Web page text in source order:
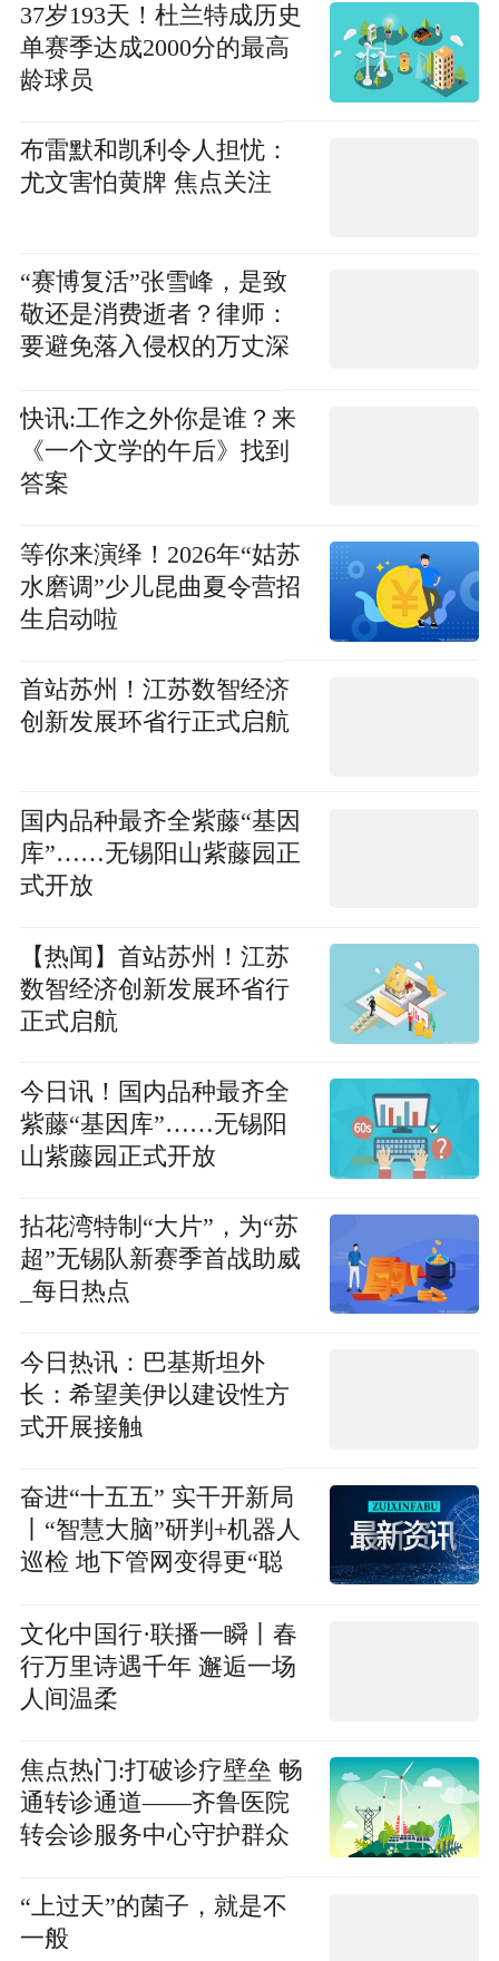
37岁193天！杜兰特成历史
单赛季达成2000分的最高
龄球员
布雷默和凯利令人担忧：
尤文害怕黄牌 焦点关注
“赛博复活”张雪峰，是致
敬还是消费逝者？律师：
要避免落入侵权的万丈深
快讯:工作之外你是谁？来
《一个文学的午后》找到
答案
等你来演绎！2026年“姑苏
水磨调”少儿昆曲夏令营招
生启动啦
首站苏州！江苏数智经济
创新发展环省行正式启航
国内品种最齐全紫藤“基因
库”……无锡阳山紫藤园正
式开放
【热闻】首站苏州！江苏
数智经济创新发展环省行
正式启航
今日讯！国内品种最齐全
紫藤“基因库”……无锡阳
山紫藤园正式开放
拈花湾特制“大片”，为“苏
超”无锡队新赛季首战助威
_每日热点
今日热讯：巴基斯坦外
长：希望美伊以建设性方
式开展接触
奋进“十五五” 实干开新局
丨“智慧大脑”研判+机器人
巡检 地下管网变得更“聪
文化中国行·联播一瞬丨春
行万里诗遇千年 邂逅一场
人间温柔
焦点热门:打破诊疗壁垒 畅
通转诊通道——齐鲁医院
转会诊服务中心守护群众
“上过天”的菌子，就是不
一般